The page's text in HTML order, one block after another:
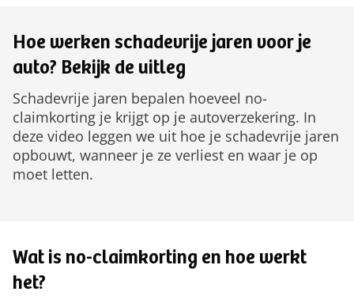
Hoe werken schadevrije jaren voor je
auto? Bekijk de uitleg
Schadevrije jaren bepalen hoeveel no-
claimkorting je krijgt op je autoverzekering. In
deze video leggen we uit hoe je schadevrije jaren
opbouwt, wanneer je ze verliest en waar je op
moet letten.
Wat is no-claimkorting en hoe werkt
het?